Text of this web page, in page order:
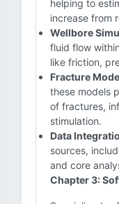
helping to
increase from
Wellbore
fluid flow
like friction,
Fracture
these models
of fractures,
stimulation.
Data
sources,
and core
Chapter 3: